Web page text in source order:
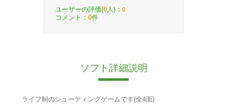
ユーザーの評価(0 人)： 0
コメント： 0件
ソフト詳細説明
ライフ制のシューティングゲームです(全4面)